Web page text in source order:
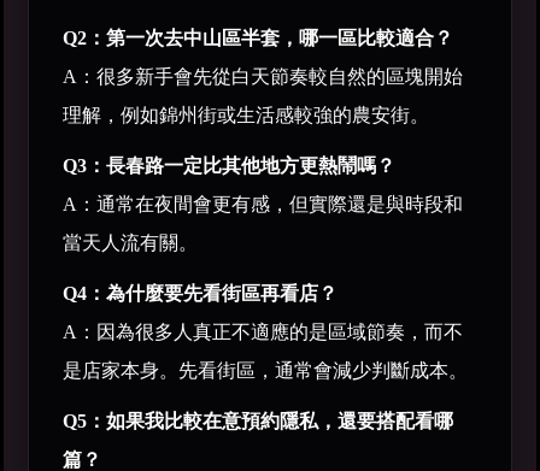
Q2：第一次去中山區半套，哪一區比較適合？
A：很多新手會先從白天節奏較自然的區塊開始
理解，例如錦州街或生活感較強的農安街。
Q3：長春路一定比其他地方更熱鬧嗎？
A：通常在夜間會更有感，但實際還是與時段和
當天人流有關。
Q4：為什麼要先看街區再看店？
A：因為很多人真正不適應的是區域節奏，而不
是店家本身。先看街區，通常會減少判斷成本。
Q5：如果我比較在意預約隱私，還要搭配看哪
篇？